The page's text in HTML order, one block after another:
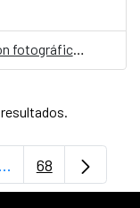
PERSPECTIVAS URBANAS. Exposición fotográfica de Rosendo Sánchez
resultados.
TAB para
...PáginasPágina
68